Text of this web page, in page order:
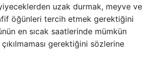
uzak durmak, meyve ve
öğünleri tercih etmek gerektiğini
en sıcak saatlerinde mümkün
çıkılmaması gerektiğini sözlerine